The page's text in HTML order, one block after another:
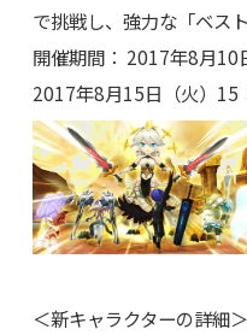
で挑戦し、強力な「ベス
開催期間： 2017年8月10
2017年8月15日（火）15
＜新キャラクターの詳細＞